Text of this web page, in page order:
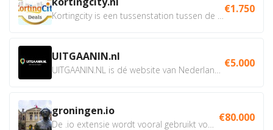
€1.750
UITGAANIN.nl €5.000
groningen.io €80.000